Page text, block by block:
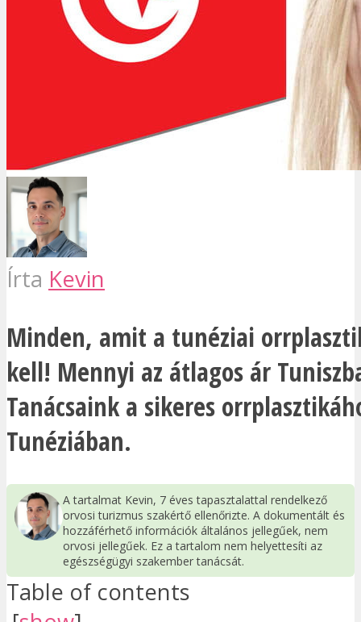
Írta Kevin
Minden, amit a tunéziai
kell! Mennyi az átlagos ár
Tanácsaink a sikeres
Tunéziában.
A tartalmat Kevin, 7 éves tapasztalattal rendelkező
orvosi turizmus szakértő ellenőrizte. A dokumentált és
hozzáférhető információk általános jellegűek, nem
orvosi jellegűek. Ez a tartalom nem helyettesíti az
egészségügyi szakember tanácsát.
Table of contents